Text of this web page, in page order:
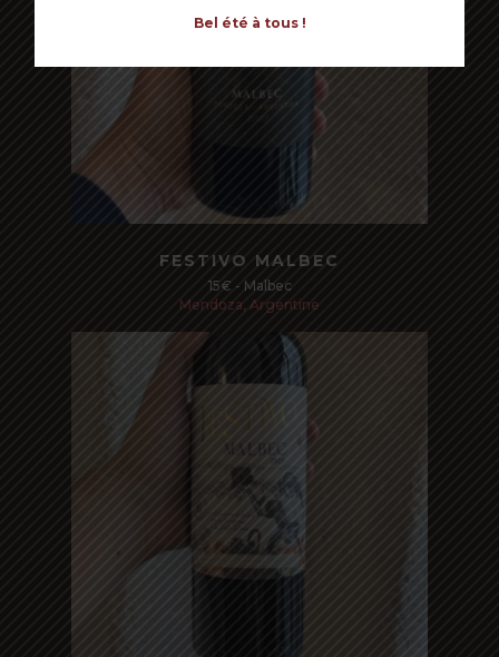
FESTIVO MALBEC
15€ - Malbec
Mendoza, Argentine
Bel été à tous !